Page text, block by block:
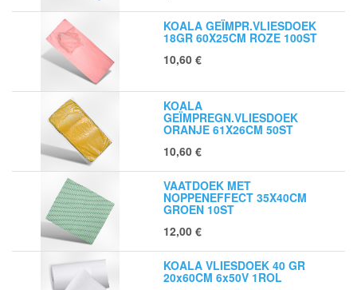
KOALA GEÏMPR.VLIESDOEK
18GR 60X25CM ROZE 100ST
10,60 €
KOALA
GEÏMPREGN.VLIESDOEK
ORANJE 61X26CM 50ST
10,60 €
VAATDOEK MET
NOPPENEFFECT 35X40CM
GROEN 10ST
12,00 €
KOALA VLIESDOEK 40 GR
20x60CM 6x50V 1ROL